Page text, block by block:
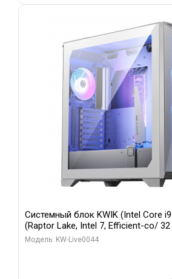
Системный блок KWIK (Intel Core
(Raptor Lake, Intel 7, Efficient-co/
модуля)/ Gigabyte RTX5070Ti AERO
Модель: KW-Live0044